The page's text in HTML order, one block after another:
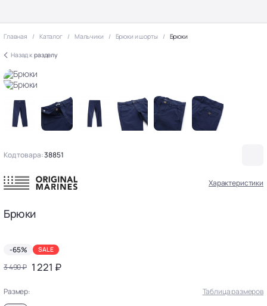
Главная Каталог Мальчики Брюки и шорты Брюки
Назад к разделу
Код товара:38851
Характеристики
Брюки
-65% SALE
3 490 ₽ 1 221 ₽
Размер:
Таблица размеров